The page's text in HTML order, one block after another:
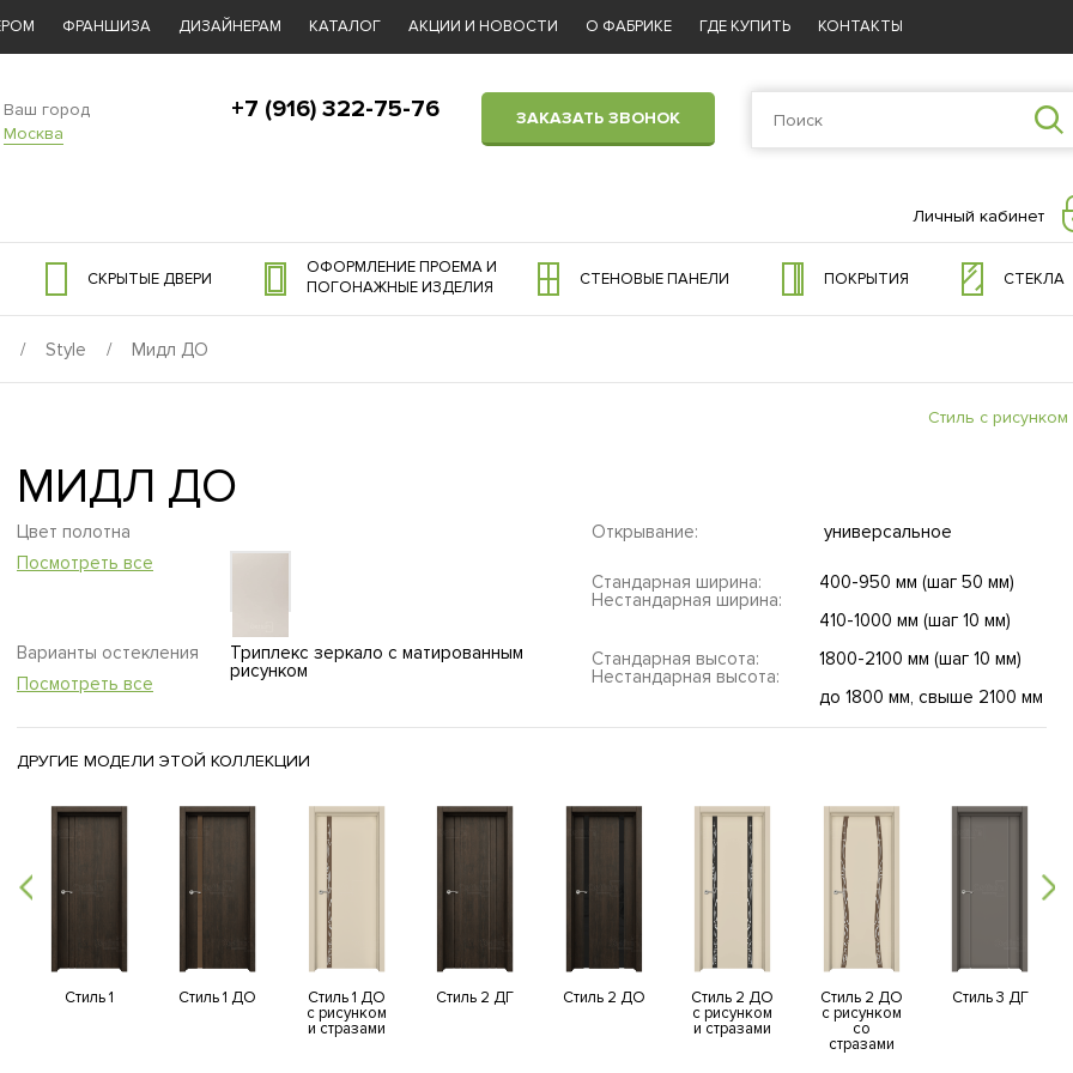
ФРАНШИЗА ДИЗАЙНЕРАМ КАТАЛОГ АКЦИИ И НОВОСТИ О ФАБРИКЕ ГДЕ КУПИТЬ КОНТАКТЫ
Ваш город
Москва
+7 (916) 322-75-76 ЗАКАЗАТЬ ЗВОНОК
Личный кабинет
СКРЫТЫЕ ДВЕРИ
ОФОРМЛЕНИЕ ПРОЕМА И
ПОГОНАЖНЫЕ ИЗДЕЛИЯ
СТЕНОВЫЕ ПАНЕЛИ ПОКРЫТИЯ СТЕКЛА
/ Style / Мидл ДО
Стиль с рисунком
МИДЛ ДО
Цвет полотна
Посмотреть все
Варианты остекления
Посмотреть все
Триплекс зеркало с матированным
рисунком
Открывание: универсальное
Стандарная ширина:
400-950 мм (шаг 50 мм)
Нестандарная ширина:
410-1000 мм (шаг 10 мм)
Стандарная высота:
1800-2100 мм (шаг 10 мм)
Нестандарная высота:
до 1800 мм, свыше 2100 мм
ДРУГИЕ МОДЕЛИ ЭТОЙ КОЛЛЕКЦИИ
Стиль 1 Стиль 1 ДО
Стиль 1 ДО
с рисунком
и стразами
Стиль 2 ДГ Стиль 2 ДО
Стиль 2 ДО
с рисунком
и стразами
Стиль 2 ДО
с рисунком
со
стразами
Стиль 3 ДГ